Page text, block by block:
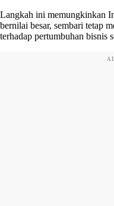
Langkah ini memungkinkan
bernilai besar, sembari tetap
terhadap pertumbuhan bisnis